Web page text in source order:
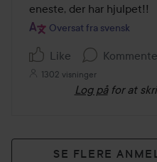
eneste, der har hjulpet!!
Oversat fra svensk
Like
1302 visninger
Log på for at
SE FLERE